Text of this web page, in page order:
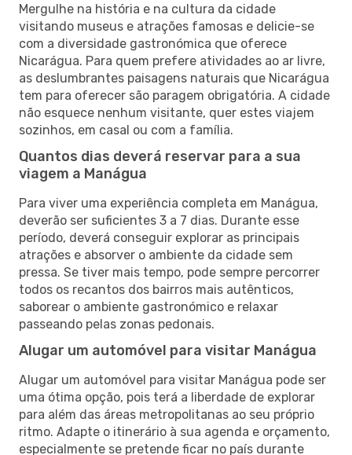
Mergulhe na história e na cultura da cidade
visitando museus e atrações famosas e delicie-se
com a diversidade gastronómica que oferece
Nicarágua. Para quem prefere atividades ao ar livre,
as deslumbrantes paisagens naturais que Nicarágua
tem para oferecer são paragem obrigatória. A cidade
não esquece nenhum visitante, quer estes viajem
sozinhos, em casal ou com a família.
Quantos dias deverá reservar para a sua
viagem a Manágua
Para viver uma experiência completa em Manágua,
deverão ser suficientes 3 a 7 dias. Durante esse
período, deverá conseguir explorar as principais
atrações e absorver o ambiente da cidade sem
pressa. Se tiver mais tempo, pode sempre percorrer
todos os recantos dos bairros mais autênticos,
saborear o ambiente gastronómico e relaxar
passeando pelas zonas pedonais.
Alugar um automóvel para visitar Manágua
Alugar um automóvel para visitar Manágua pode ser
uma ótima opção, pois terá a liberdade de explorar
para além das áreas metropolitanas ao seu próprio
ritmo. Adapte o itinerário à sua agenda e orçamento,
especialmente se pretende ficar no país durante